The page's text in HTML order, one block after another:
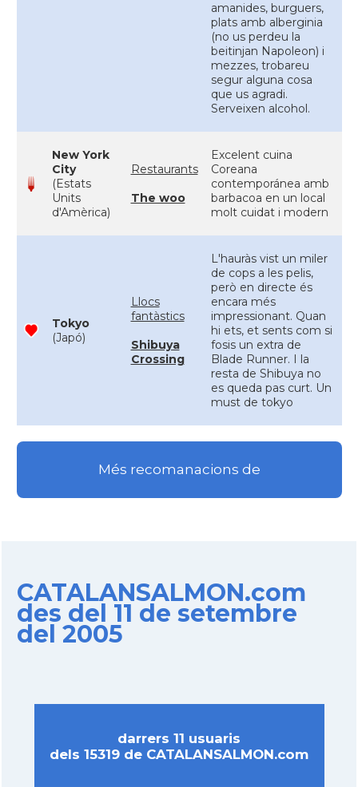
amanides, burguers,
plats amb alberginia
(no us perdeu la
beitinjan Napoleon) i
mezzes, trobareu
segur alguna cosa
que us agradi.
Serveixen alcohol.
New York
City
(Estats
Units
d'Amèrica)
Restaurants
The woo
Excelent cuina
Coreana
contemporánea amb
barbacoa en un local
molt cuidat i modern
Tokyo
(Japó)
Llocs
fantàstics
Shibuya
Crossing
L'hauràs vist un miler
de cops a les pelis,
però en directe és
encara més
impressionant. Quan
hi ets, et sents com si
fosis un extra de
Blade Runner. I la
resta de Shibuya no
es queda pas curt. Un
must de tokyo
Més recomanacions de
CATALANSALMON.com
des del 11 de setembre
del 2005
darrers 11 usuaris
dels 15319 de CATALANSALMON.com